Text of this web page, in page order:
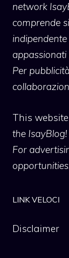
network
comprende
appassionati
Per
This website
the
For
LINK VELOCI
Disclaimer